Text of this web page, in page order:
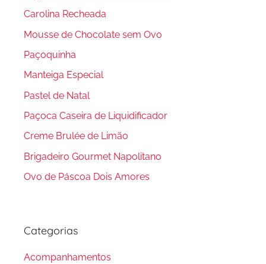
Carolina Recheada
Mousse de Chocolate sem Ovo
Paçoquinha
Manteiga Especial
Pastel de Natal
Paçoca Caseira de Liquidificador
Creme Brulée de Limão
Brigadeiro Gourmet Napolitano
Ovo de Páscoa Dois Amores
Categorias
Acompanhamentos